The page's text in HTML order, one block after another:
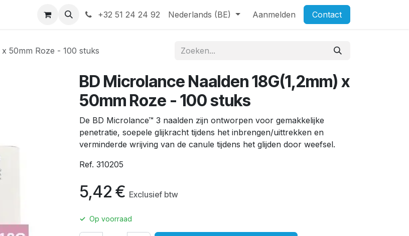
+32 51 24 24 92 Nederlands (BE) Aanmelden Contact
50mm Roze - 100 stuks
BD Microlance Naalden 18G(1,2mm) x
50mm Roze - 100 stuks
De BD Microlance™ 3 naalden zijn ontworpen voor gemakkelijke
penetratie, soepele glijkracht tijdens het inbrengen/uittrekken en
verminderde wrijving van de canule tijdens het glijden door weefsel.
Ref. 310205
5,42 € Exclusief btw
✓ Op voorraad